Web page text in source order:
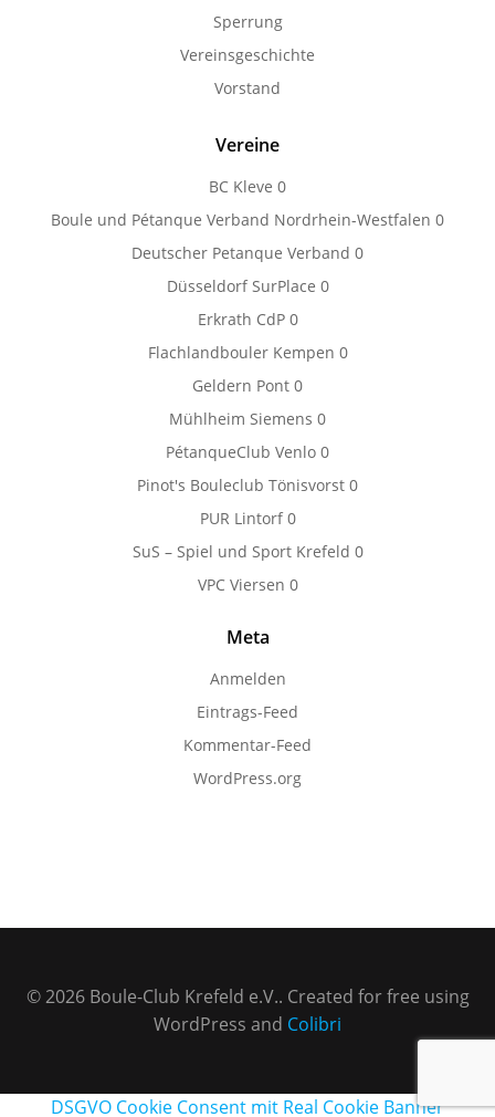
Sperrung
Vereinsgeschichte
Vorstand
Vereine
BC Kleve 0
Boule und Pétanque Verband Nordrhein-Westfalen 0
Deutscher Petanque Verband 0
Düsseldorf SurPlace 0
Erkrath CdP0
Flachlandbouler Kempen 0
Geldern Pont 0
Mühlheim Siemens 0
PétanqueClub Venlo 0
Pinot's Bouleclub Tönisvorst 0
PUR Lintorf0
SuS – Spiel und Sport Krefeld 0
VPC Viersen 0
Meta
Anmelden
Eintrags-Feed
Kommentar-Feed
WordPress.org
© 2026 Boule-Club Krefeld e.V.. Created for free using
WordPress and Colibri
DSGVO Cookie Consent mit Real Cookie Banner